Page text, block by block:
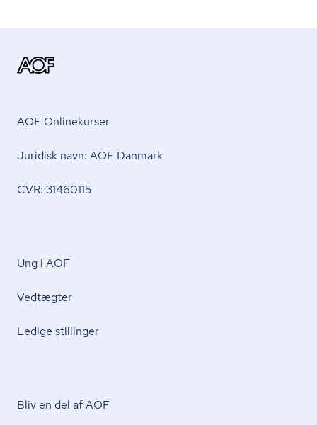
AOF Onlinekurser
Juridisk navn: AOF Danmark
CVR: 31460115
Ung i AOF
Vedtægter
Ledige stillinger
Bliv en del af AOF